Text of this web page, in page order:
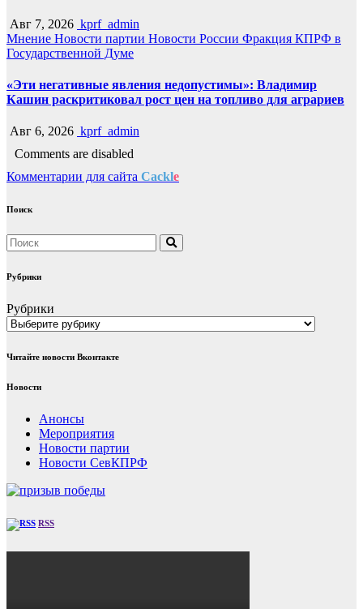
Авг 7, 2026 kprf_admin
Мнение Новости партии Новости России Фракция КПРФ в
Государственной Думе
«Эти негативные явления недопустимы»: Владимир
Кашин раскритиковал рост цен на топливо для аграриев
Авг 6, 2026 kprf_admin
Comments are disabled
Комментарии для сайта Cackle
Поиск
Рубрики
Рубрики
Читайте новости Вконтакте
Новости
Анонсы
Мероприятия
Новости партии
Новости СевКПРФ
RSS